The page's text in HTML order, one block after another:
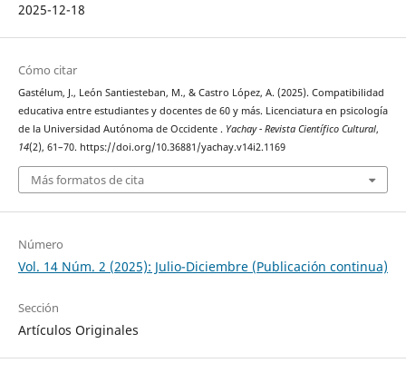
2025-12-18
Cómo citar
Gastélum, J., León Santiesteban, M., & Castro López, A. (2025). Compatibilidad
educativa entre estudiantes y docentes de 60 y más. Licenciatura en psicología
de la Universidad Autónoma de Occidente . Yachay - Revista Científico Cultural,
14(2), 61–70. https://doi.org/10.36881/yachay.v14i2.1169
Más formatos de cita
Número
Vol. 14 Núm. 2 (2025): Julio-Diciembre (Publicación continua)
Sección
Artículos Originales